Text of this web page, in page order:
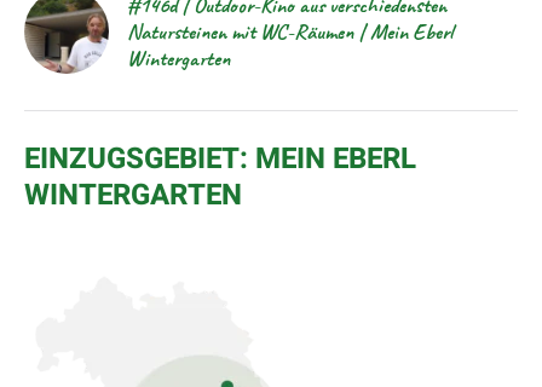
Natursteinen mit WC-Räumen | Mein Eberl
Wintergarten
EINZUGSGEBIET: MEIN EBERL
WINTERGARTEN